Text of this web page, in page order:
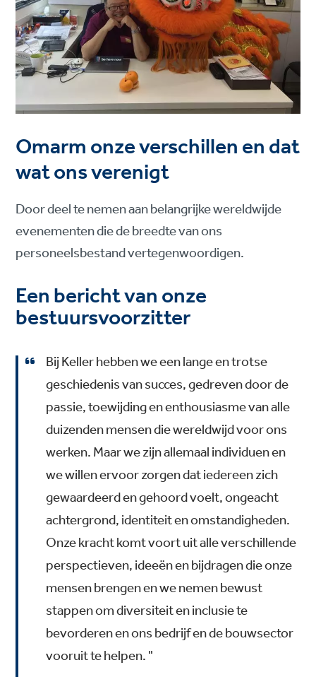
Omarm onze verschillen en dat
wat ons verenigt
Door deel te nemen aan belangrijke wereldwijde
evenementen die de breedte van ons
personeelsbestand vertegenwoordigen.
Een bericht van onze
bestuursvoorzitter
Bij Keller hebben we een lange en trotse
geschiedenis van succes, gedreven door de
passie, toewijding en enthousiasme van alle
duizenden mensen die wereldwijd voor ons
werken. Maar we zijn allemaal individuen en
we willen ervoor zorgen dat iedereen zich
gewaardeerd en gehoord voelt, ongeacht
achtergrond, identiteit en omstandigheden.
Onze kracht komt voort uit alle verschillende
perspectieven, ideeën en bijdragen die onze
mensen brengen en we nemen bewust
stappen om diversiteit en inclusie te
bevorderen en ons bedrijf en de bouwsector
vooruit te helpen. "